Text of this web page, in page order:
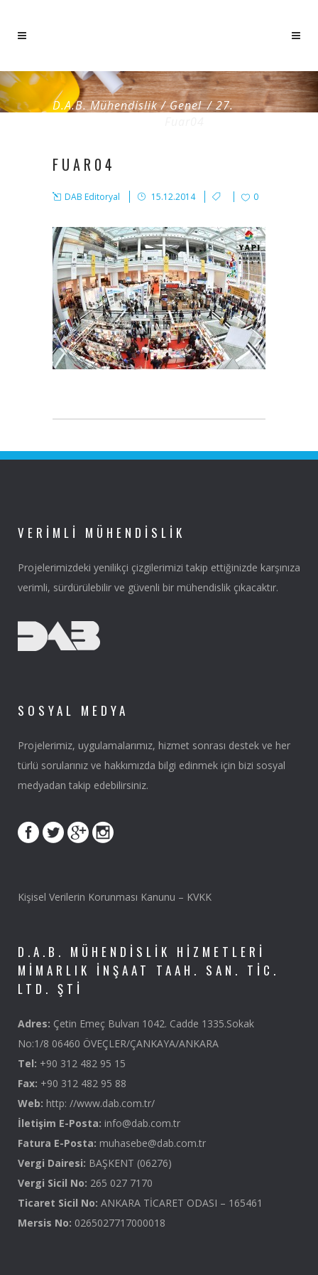
D.A.B. Mühendislik/Genel/27.
FUAR04
DAB Editoryal 15.12.2014 0
VERIMLI MÜHENDISLIK
Projelerimizdeki yenilikçi çizgilerimizi takip ettiğinizde karşınıza
verimli, sürdürülebilir ve güvenli bir mühendislik çıkacaktır.
SOSYAL MEDYA
Projelerimiz, uygulamalarımız, hizmet sonrası destek ve her
türlü sorularınız ve hakkımızda bilgi edinmek için bizi sosyal
medyadan takip edebilirsiniz.
Kişisel Verilerin Korunması Kanunu – KVKK
D.A.B. MÜHENDISLIK HIZMETLERI
MIMARLIK İNŞAAT TAAH. SAN. TIC.
LTD. ŞTI
Adres: Çetin Emeç Bulvarı 1042. Cadde 1335.Sokak
No:1/8 06460 ÖVEÇLER/ÇANKAYA/ANKARA
Tel: +90 312 482 95 15
Fax: +90 312 482 95 88
Web: http: //www.dab.com.tr/
İletişim E-Posta: info@dab.com.tr
Fatura E-Posta: muhasebe@dab.com.tr
Vergi Dairesi: BAŞKENT (06276)
Vergi Sicil No: 265 027 7170
Ticaret Sicil No: ANKARA TİCARET ODASI – 165461
Mersis No: 0265027717000018